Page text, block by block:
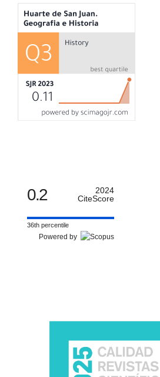
0.2
2024
CiteScore
36th percentile
Powered by